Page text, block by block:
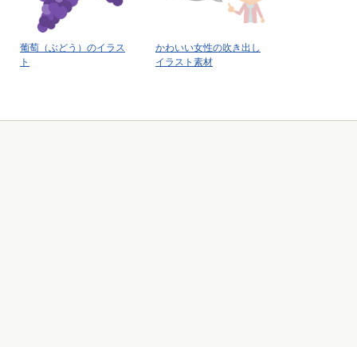
葡萄（ぶどう）のイラス
ト
かわいい女性の吹き出し
イラスト素材